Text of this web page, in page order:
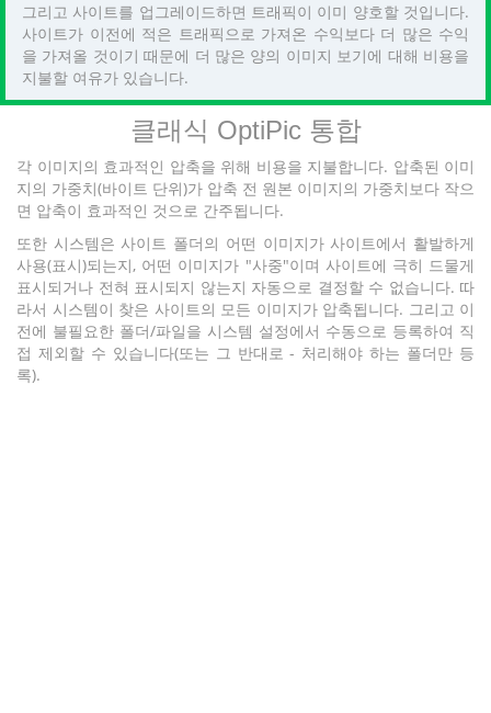
그리고 사이트를 업그레이드하면 트래픽이 이미 양호할 것입니다.
사이트가 이전에 적은 트래픽으로 가져온 수익보다 더 많은 수익
을 가져올 것이기 때문에 더 많은 양의 이미지 보기에 대해 비용을
지불할 여유가 있습니다.
클래식 OptiPic 통합
각 이미지의 효과적인 압축을 위해 비용을 지불합니다. 압축된 이미
지의 가중치(바이트 단위)가 압축 전 원본 이미지의 가중치보다 작으
면 압축이 효과적인 것으로 간주됩니다.
또한 시스템은 사이트 폴더의 어떤 이미지가 사이트에서 활발하게
사용(표시)되는지, 어떤 이미지가 "사중"이며 사이트에 극히 드물게
표시되거나 전혀 표시되지 않는지 자동으로 결정할 수 없습니다. 따
라서 시스템이 찾은 사이트의 모든 이미지가 압축됩니다. 그리고 이
전에 불필요한 폴더/파일을 시스템 설정에서 수동으로 등록하여 직
접 제외할 수 있습니다(또는 그 반대로 - 처리해야 하는 폴더만 등
록).